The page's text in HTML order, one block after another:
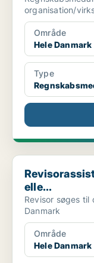
organisation/
Område
Hele Danmark
Type
Revisorassistent/
elle...
Revisor søges til
Danmark
Område
Hele Danmark